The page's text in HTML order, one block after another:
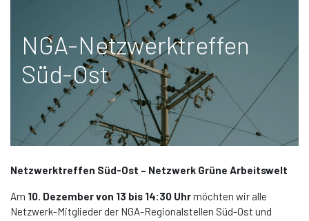
NGA-Netzwerktreffen
Süd-Ost
Netzwerktreffen Süd-Ost – Netzwerk Grüne Arbeitswelt
Am 10. Dezembervon 13 bis 14:30 Uhrmöchten wir alle
Netzwerk-Mitglieder der NGA-Regionalstellen Süd-Ost und